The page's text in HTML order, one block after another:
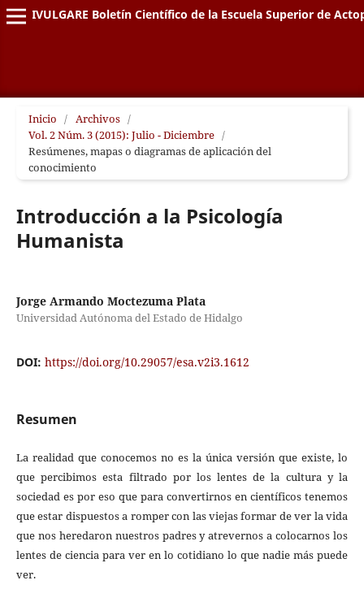
DIVULGARE Boletín Científico de la Escuela Superior de
Inicio / Archivos /
Vol. 2 Núm. 3 (2015): Julio - Diciembre /
Resúmenes, mapas o diagramas de aplicación del
conocimiento
Introducción a la Psicología
Humanista
Jorge Armando Moctezuma Plata
Universidad Autónoma del Estado de Hidalgo
DOI: https://doi.org/10.29057/esa.v2i3.1612
Resumen
La realidad que conocemos no es la única versión que existe, lo
que percibimos esta filtrado por los lentes de la cultura y la
sociedad es por eso que para convertirnos en científicos tenemos
que estar dispuestos a romper con las viejas formar de ver la vida
que nos heredaron nuestros padres y atrevernos a colocarnos los
lentes de ciencia para ver en lo cotidiano lo que nadie más puede
ver.